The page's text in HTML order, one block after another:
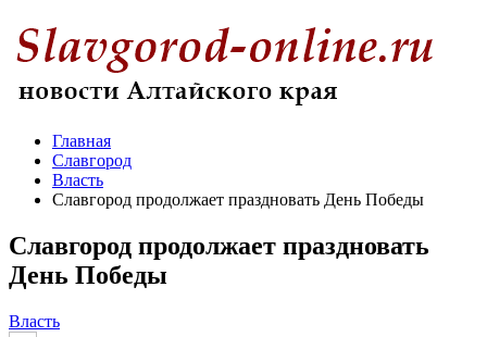
Главная
Славгород
Власть
Славгород продолжает праздновать День Победы
Славгород продолжает праздновать
День Победы
Власть